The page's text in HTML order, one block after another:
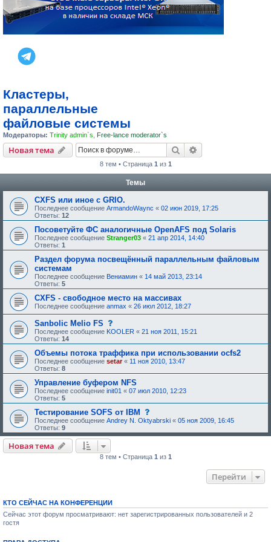
Кластеры,
параллельные
файловые системы
Модераторы: Trinity admin`s Free-lance moderator`s
Новая тема Поиск
8 тем • Страница 1 из 1
Темы
CXFS или иное с GRIO.
Последнее сообщение ArmandoWaync « 02 июн 2019, 17:25
Ответы: 12
Посоветуйте ФС аналогичные OpenAFS под Solaris
Последнее сообщение Stranger03 « 21 апр 2014, 14:40
Ответы: 1
Раздел форума посвещённый параллельным файловым
системам
Последнее сообщение Вениамин « 14 май 2013, 23:14
Ответы: 5
CXFS - свободное место на массивах
Последнее сообщение anmax « 26 июл 2012, 18:27
Sanbolic Melio FS
о
о
б
щ
е
н
и
е
,
т
р
б
у
щ
о
и
я
Последнее сообщение KOOLER « 21 ноя 2011, 15:21
Ответы: 14
Объемы потока траффика при использовании ocfs2
Последнее сообщение setar« 11 ноя 2010, 13:47
Ответы: 8
Управление буфером NFS
Последнее сообщение init01 « 07 июл 2010, 12:23
Ответы: 5
Тестирование SOFS от IBM
о
о
б
н
и
у
ю
Последнее сообщение Andrey N. Oktyabrski « 05 ноя 2009, 16:45
Ответы: 9
Новая тема
8 тем • Страница 1 из 1
Перейти
КТО СЕЙЧАС НА КОНФЕРЕНЦИИ
Сейчас этот форум просматривают: нет зарегистрированных пользователей и 2
гостя